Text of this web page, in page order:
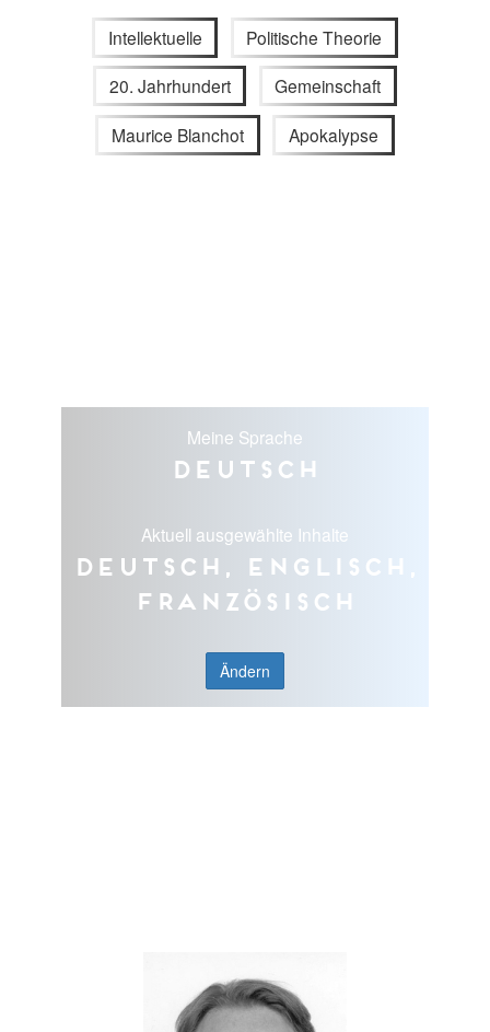
Intellektuelle Politische Theorie
20. Jahrhundert Gemeinschaft
Maurice Blanchot Apokalypse
Meine Sprache
Deutsch
Aktuell ausgewählte Inhalte
Deutsch, Englisch,
Französisch
Ändern